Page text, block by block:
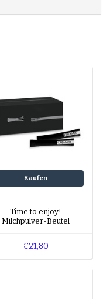
Kaufen
Time to enjoy!
Milchpulver-Beutel
€21,80